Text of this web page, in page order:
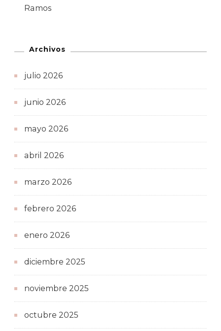
Ramos
Archivos
julio 2026
junio 2026
mayo 2026
abril 2026
marzo 2026
febrero 2026
enero 2026
diciembre 2025
noviembre 2025
octubre 2025